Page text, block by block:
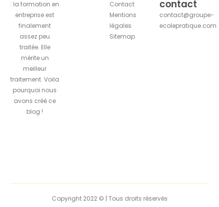
: la formation en
entreprise est
finalement
assez peu
traitée. Elle
mérite un
meilleur
traitement. Voila
pourquoi nous
avons créé ce
blog !
Contact
Mentions
légales
Sitemap
contact
contact@groupe-
ecolepratique.com
Copyright 2022 © | Tous droits réservés